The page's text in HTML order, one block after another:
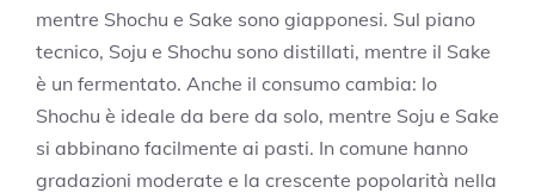
mentre Shochu e Sake sono giapponesi. Sul piano
tecnico, Soju e Shochu sono distillati, mentre il Sake
è un fermentato. Anche il consumo cambia: lo
Shochu è ideale da bere da solo, mentre Soju e Sake
si abbinano facilmente ai pasti. In comune hanno
gradazioni moderate e la crescente popolarità nella